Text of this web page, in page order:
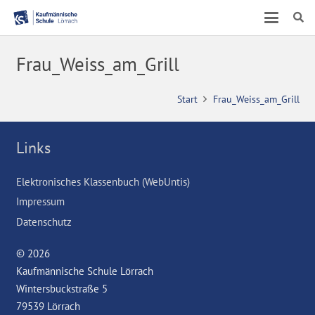
Frau_Weiss_am_Grill
Start Frau_Weiss_am_Grill
Links
Elektronisches Klassenbuch (WebUntis)
Impressum
Datenschutz
© 2026
Kaufmännische Schule Lörrach
Wintersbuckstraße 5
79539 Lörrach